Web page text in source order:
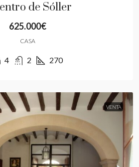
de Sóller
625.000€
CASA
4 2 270
VENTA